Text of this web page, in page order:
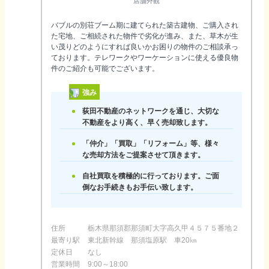
バブルの別荘ブーム期に建てられた築古建物、ご購入され
た宅地、ご相続された物件で劣化が進み、また、草木が生
い茂りどのようにすれば良いかお困りの物件のご相談承っ
ております。テレワークやワーケーションに使える優良物
件のご紹介も可能でございます。
強み
荻田不動産のネットワークを通じ、大切な
不動産をより高く、早く売却致します。
「仲介」「買取」「リフォーム」等、様々
な売却方法をご提案させて頂きます。
自社買取を積極的に行っております。ご面
倒なお手続きもお手伝い致します。
住所
栃木県那須郡那須町大字高久甲４５７５番地２
最寄り駅
東北新幹線 那須塩原駅 車20㎞
定休日
なし
営業時間
9:00～18:00